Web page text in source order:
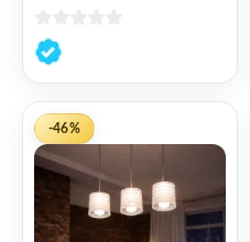
0
de
-46%